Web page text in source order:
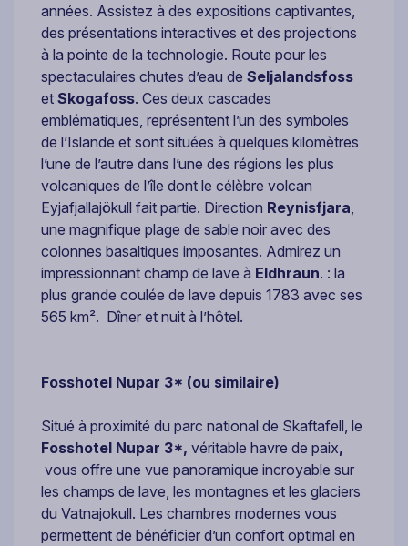
années. Assistez à des expositions captivantes,
des présentations interactives et des projections
à la pointe de la technologie. Route pour les
spectaculaires chutes d’eau de Seljalandsfoss
et Skogafoss. Ces deux cascades
emblématiques, représentent l’un des symboles
de l’Islande et sont situées à quelques kilomètres
l’une de l’autre dans l’une des régions les plus
volcaniques de l’île dont le célèbre volcan
Eyjafjallajökull fait partie. Direction Reynisfjara,
une magnifique plage de sable noir avec des
colonnes basaltiques imposantes. Admirez un
impressionnant champ de lave à Eldhraun. : la
plus grande coulée de lave depuis 1783 avec ses
565 km². Dîner et nuit à l’hôtel.
Fosshotel Nupar 3* (ou similaire)
Situé à proximité du parc national de Skaftafell, le
Fosshotel Nupar 3*, véritable havre de paix,
vous offre une vue panoramique incroyable sur
les champs de lave, les montagnes et les glaciers
du Vatnajokull. Les chambres modernes vous
permettent de bénéficier d’un confort optimal en